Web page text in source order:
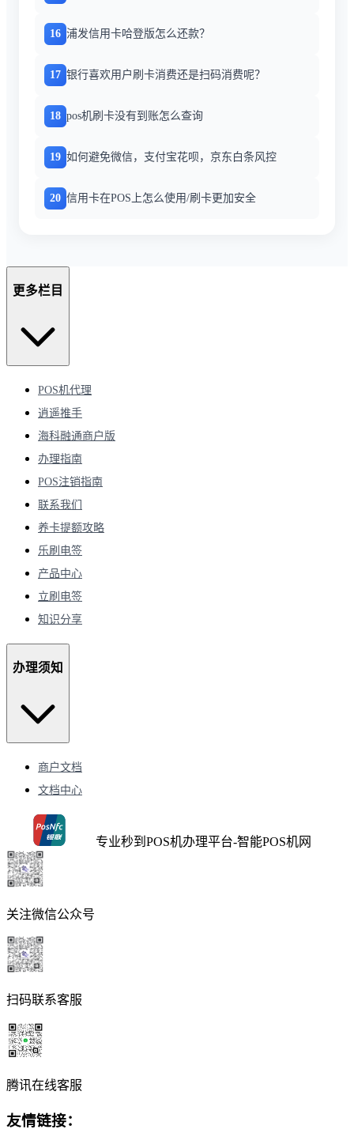
16 浦发信用卡哈登版怎么还款？
17 银行喜欢用户刷卡消费还是扫码消费呢？
18 pos机刷卡没有到账怎么查询
19 如何避免微信，支付宝花呗，京东白条风控
20 信用卡在POS上怎么使用/刷卡更加安全
更多栏目
POS机代理
逍遥推手
海科融通商户版
办理指南
POS注销指南
联系我们
养卡提额攻略
乐刷电签
产品中心
立刷电签
知识分享
办理须知
商户文档
文档中心
专业秒到POS机办理平台-智能POS机网
关注微信公众号
扫码联系客服
腾讯在线客服
友情链接：